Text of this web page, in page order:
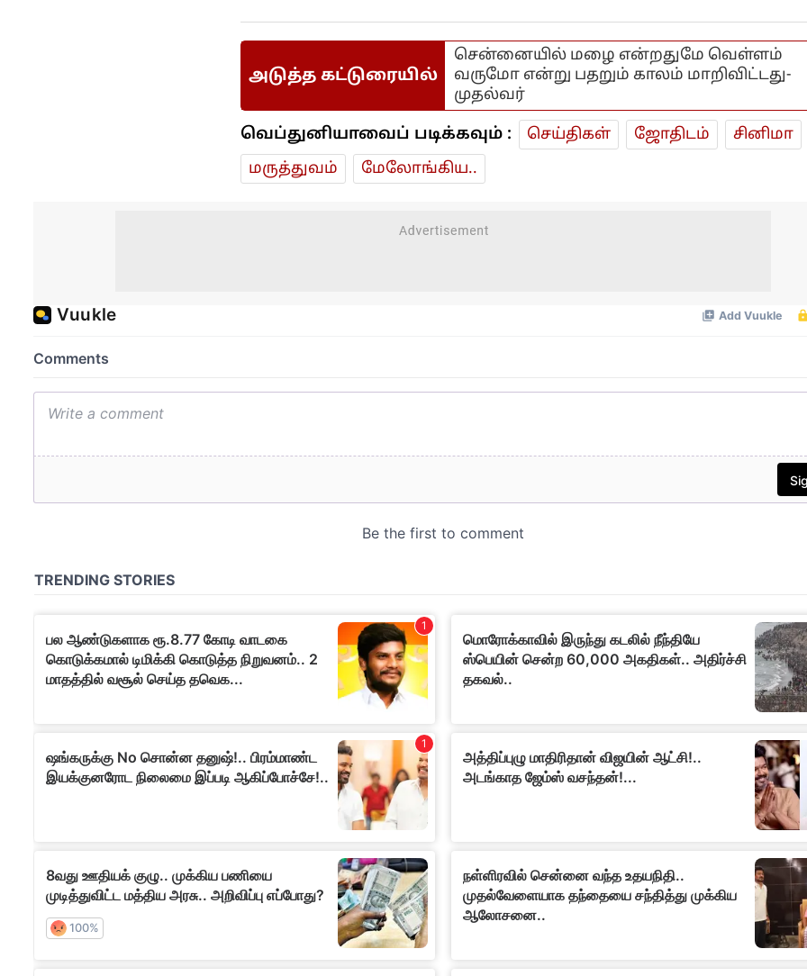
அடுத்த கட்டுரையில்
சென்னையில் மழை என்றதுமே வெள்ளம்
வருமோ என்று பதறும் காலம் மாறிவிட்டது-
முதல்வர்
வெப்துனியாவைப் படிக்கவும் : செய்திகள் ஜோ‌திட‌ம்
சினிமா
மரு‌த்துவ‌ம்
மேலோங்கிய..